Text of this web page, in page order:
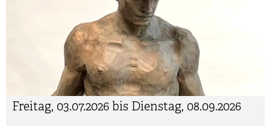
Freitag, 03.07.2026 bis Dienstag, 08.09.2026